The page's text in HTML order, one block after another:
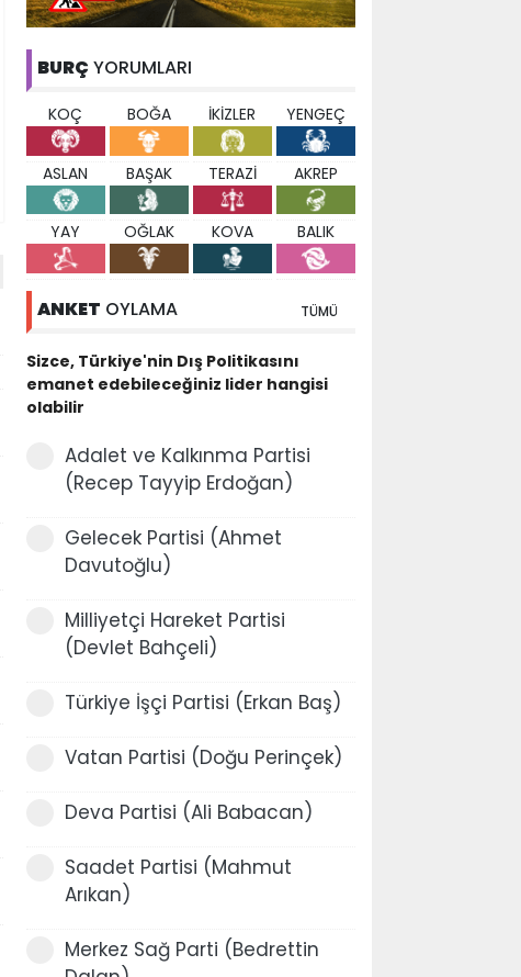
BURÇ YORUMLARI
KOÇ BOĞA İKİZLER YENGEÇ
ASLAN BAŞAK TERAZİ AKREP
YAY OĞLAK KOVA BALIK
ANKET OYLAMA TÜMÜ
Sizce, Türkiye'nin Dış Politikasını
emanet edebileceğiniz lider hangisi
olabilir
Adalet ve Kalkınma Partisi
(Recep Tayyip Erdoğan)
Gelecek Partisi (Ahmet
Davutoğlu)
Milliyetçi Hareket Partisi
(Devlet Bahçeli)
Türkiye İşçi Partisi (Erkan Baş)
Vatan Partisi (Doğu Perinçek)
Deva Partisi (Ali Babacan)
Saadet Partisi (Mahmut
Arıkan)
Merkez Sağ Parti (Bedrettin